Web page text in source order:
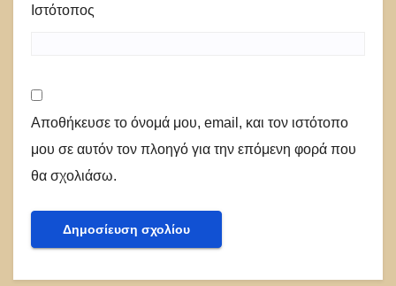
Ιστότοπος
Αποθήκευσε το όνομά μου, email, και τον ιστότοπο
μου σε αυτόν τον πλοηγό για την επόμενη φορά που
θα σχολιάσω.